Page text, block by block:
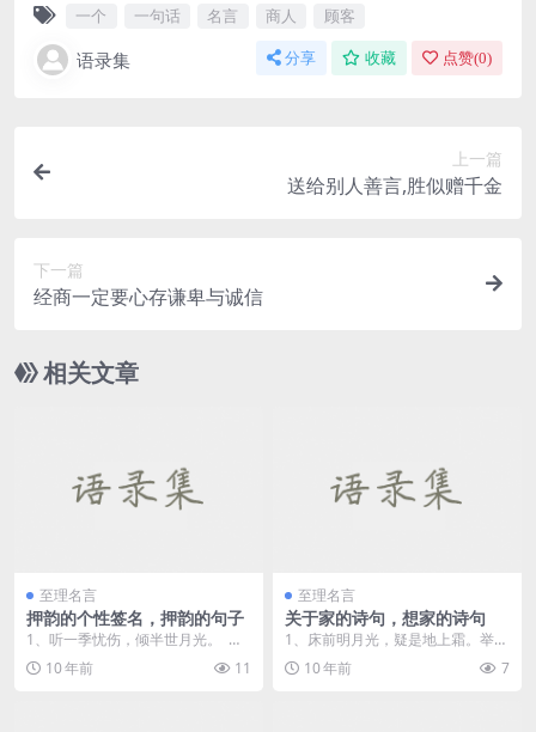
一个 一句话 名言 商人 顾客
语录集 分享 收藏 点赞(0)
上一篇
送给别人善言,胜似赠千金
下一篇
经商一定要心存谦卑与诚信
相关文章
至理名言
押韵的个性签名，押韵的句子
1、听一季忧伤，倾半世月光。
2、世上男人千千万,姐要不爽天天
换。...10 年前 11
至理名言
关于家的诗句，想家的诗句
1、床前明月光，疑是地上霜。举头
望明月，低头思故乡。——...
10 年前 7